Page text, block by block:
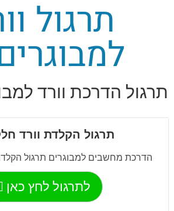
תרגול
תרגול הדרכת וורד
תרגול הקלדת וורד
הדרכת מחשבים למבוגרים תרגול הקלדת
לתרגול לחץ כאן